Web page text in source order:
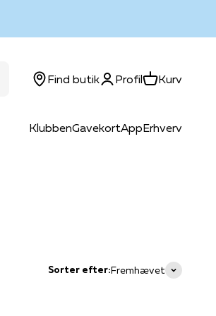
KlubbenGavekortAppErhverv
Find butikLog ind
ProfilKurvKurv
Sorter efter:Fremhævet